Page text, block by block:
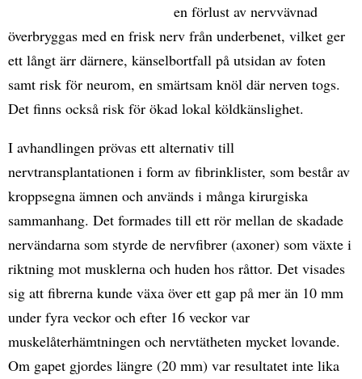
en förlust av nervvävnad
överbryggas med en frisk nerv från underbenet, vilket ger
ett långt ärr därnere, känselbortfall på utsidan av foten
samt risk för neurom, en smärtsam knöl där nerven togs.
Det finns också risk för ökad lokal köldkänslighet.
I avhandlingen prövas ett alternativ till
nervtransplantationen i form av fibrinklister, som består av
kroppsegna ämnen och används i många kirurgiska
sammanhang. Det formades till ett rör mellan de skadade
nervändarna som styrde de nervfibrer (axoner) som växte i
riktning mot musklerna och huden hos råttor. Det visades
sig att fibrerna kunde växa över ett gap på mer än 10 mm
under fyra veckor och efter 16 veckor var
muskelåterhämtningen och nervtätheten mycket lovande.
Om gapet gjordes längre (20 mm) var resultatet inte lika